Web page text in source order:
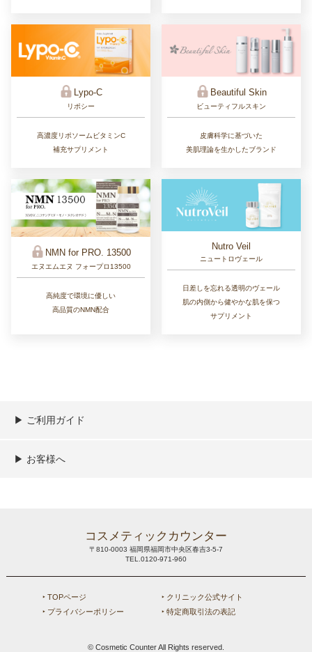
Lypo-C
リポシー
高濃度リポソームビタミンC
補充サプリメント
Beautiful Skin
ビューティフルスキン
皮膚科学に基づいた
美肌理論を生かしたブランド
NMN for PRO. 13500
エヌエムエヌ フォープロ13500
高純度で環境に優しい
高品質のNMN配合
Nutro Veil
ニュートロヴェール
日差しを忘れる透明のヴェール
肌の内側から健やかな肌を保つ
サプリメント
▶︎ ご利用ガイド
ご利用ガイド
決済／配送／送料について
取り扱い商品一覧
顧客情報の取扱について
特定商取引法の表記
▶︎ お客様へ
コスメティックカウンター
〒810-0003 福岡県福岡市中央区春吉3-5-7
TEL.0120-971-960
‣ TOPページ
‣ クリニック公式サイト
‣ プライバシーポリシー
‣ 特定商取引法の表記
© Cosmetic Counter All Rights reserved.